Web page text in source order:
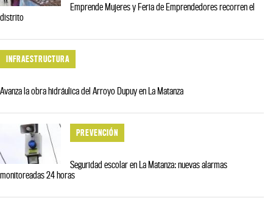
Emprende Mujeres y Feria de Emprendedores recorren el
distrito
INFRAESTRUCTURA
Avanza la obra hidráulica del Arroyo Dupuy en La Matanza
PREVENCIÓN
Seguridad escolar en La Matanza: nuevas alarmas
monitoreadas 24 horas